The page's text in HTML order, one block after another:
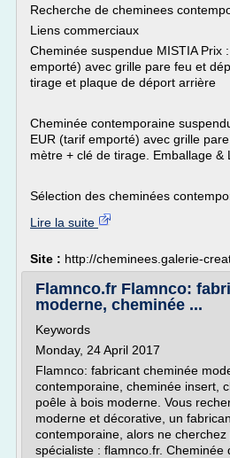
Recherche de cheminees
Liens commerciaux
Cheminée suspendue MISTIA Prix
emporté) avec grille pare feu et
tirage et plaque de déport arrière
Cheminée contemporaine
EUR (tarif emporté) avec grille
mètre + clé de tirage. Emballage &
Sélection des cheminées
Lire la suite
Site : http://cheminees.galerie-
Flamnco.fr Flamnco:
moderne, cheminée ...
Keywords
Monday, 24 April 2017
Flamnco: fabricant cheminée
contemporaine, cheminée insert,
poêle à bois moderne. Vous
moderne et décorative, un
contemporaine, alors ne
spécialiste : flamnco.fr. Cheminée